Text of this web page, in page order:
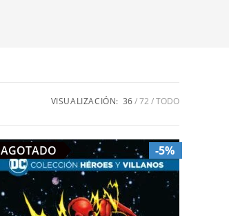
VISUALIZACIÓN: 36 72 TODO
-5%
AGOTADO